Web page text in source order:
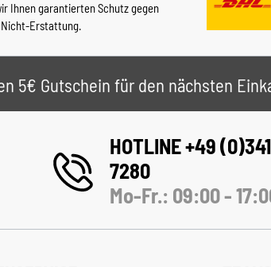
Ihnen garantierten Schutz gegen
Erstattung.
5€ Gutschein für den nächsten
HOTLINE +49
7280
Mo-Fr.: 09:00 -